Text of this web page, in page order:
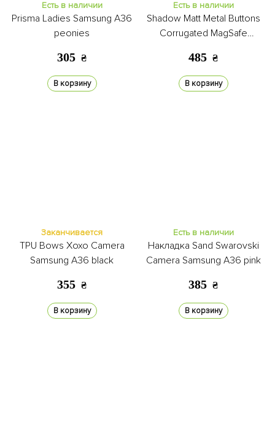
Есть в наличии
Prisma Ladies Samsung A36
peonies
305 ₴
В корзину
Есть в наличии
Shadow Matt Metal Buttons
Corrugated MagSafe
485 ₴
В корзину
Заканчивается
TPU Bows Xoxo Camera
Samsung A36 black
355 ₴
В корзину
Есть в наличии
Накладка Sand Swarovski
Camera Samsung A36 pink
385 ₴
В корзину